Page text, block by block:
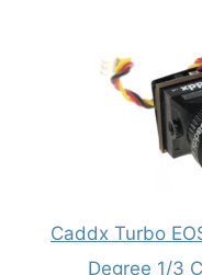
Caddx Turbo
Degree 1/3